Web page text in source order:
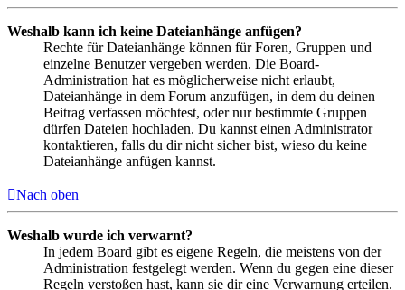
Weshalb kann ich keine Dateianhänge anfügen?
Rechte für Dateianhänge können für Foren, Gruppen und
einzelne Benutzer vergeben werden. Die Board-
Administration hat es möglicherweise nicht erlaubt,
Dateianhänge in dem Forum anzufügen, in dem du deinen
Beitrag verfassen möchtest, oder nur bestimmte Gruppen
dürfen Dateien hochladen. Du kannst einen Administrator
kontaktieren, falls du dir nicht sicher bist, wieso du keine
Dateianhänge anfügen kannst.
Nach oben
Weshalb wurde ich verwarnt?
In jedem Board gibt es eigene Regeln, die meistens von der
Administration festgelegt werden. Wenn du gegen eine dieser
Regeln verstoßen hast, kann sie dir eine Verwarnung erteilen.